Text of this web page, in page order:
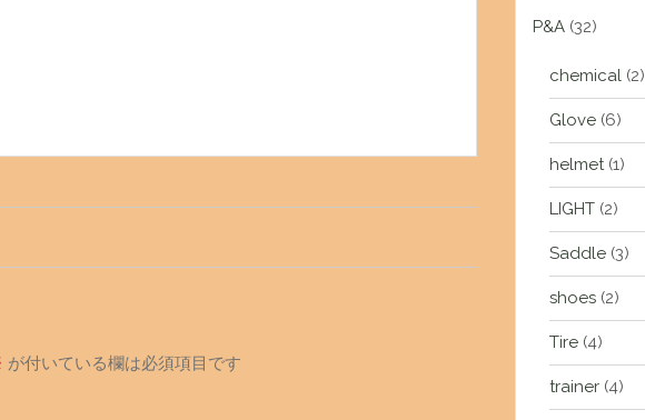
が付いている欄は必須項目です
P&A (32)
chemical (2)
Glove (6)
helmet(1)
LIGHT (2)
Saddle (3)
shoes (2)
Tire (4)
trainer (4)